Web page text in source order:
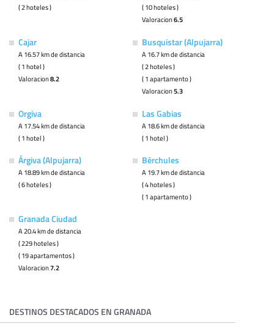
( 2 hoteles )
( 10 hoteles )
Valoracion6.5
Cajar
A 16.57 km de distancia
( 1 hotel )
Valoracion8.2
Busquistar (Alpujarra)
A 16.7 km de distancia
( 2 hoteles )
( 1 apartamento )
Valoracion5.3
Orgiva
A 17.54 km de distancia
( 1 hotel )
Las Gabias
A 18.6 km de distancia
( 1 hotel )
Árgiva (Alpujarra)
A 18.89 km de distancia
( 6 hoteles )
Bérchules
A 19.7 km de distancia
( 4 hoteles )
( 1 apartamento )
Granada Ciudad
A 20.4 km de distancia
( 229 hoteles )
( 19 apartamentos )
Valoracion7.2
DESTINOS DESTACADOS EN GRANADA